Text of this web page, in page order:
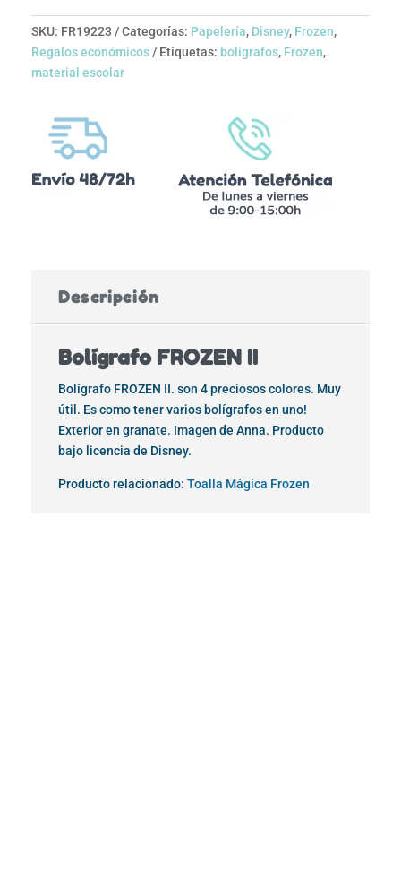
SKU: FR19223 Categorías: Papelería, Disney, Frozen,
Regalos económicos
Etiquetas: boligrafos, Frozen,
material escolar
Descripción
Bolígrafo FROZEN II
Bolígrafo FROZEN II. son 4 preciosos colores. Muy
útil. Es como tener varios bolígrafos en uno!
Exterior en granate. Imagen de Anna. Producto
bajo licencia de Disney.
Producto relacionado: Toalla Mágica Frozen